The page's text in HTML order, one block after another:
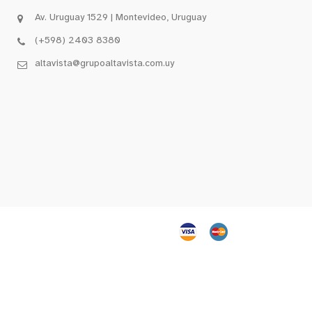
Av. Uruguay 1529 | Montevideo, Uruguay
(+598) 2403 8380
altavista@grupoaltavista.com.uy